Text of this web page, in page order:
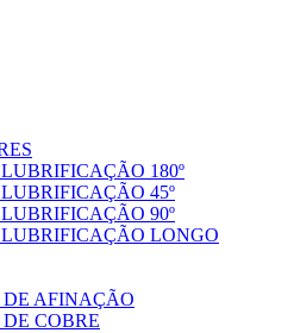
180º
45º
90º
LUBRIFICAÇÃO LONGO
AFINAÇÃO
COBRE